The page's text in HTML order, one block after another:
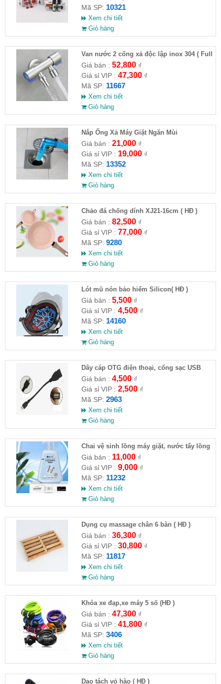
Mã SP: 10321
Xem chi tiết
Giỏ hàng
Van nước 2 cổng xả độc lập inox 304 ( Full
VAT )
Giá bán : 52,800₫
Giá sỉ VIP : 47,300₫
Mã SP: 11667
Xem chi tiết
Giỏ hàng
Nắp Ống Xả Máy Giặt Ngăn Mùi
Giá bán : 21,000₫
Giá sỉ VIP : 19,000₫
Mã SP: 13352
Xem chi tiết
Giỏ hàng
Chảo đá chống dính XJ21-16cm ( HĐ )
Giá bán : 82,500₫
Giá sỉ VIP : 77,000₫
Mã SP: 9280
Xem chi tiết
Giỏ hàng
Lót mũ nón bảo hiểm Silicon( HĐ )
Giá bán : 5,500₫
Giá sỉ VIP : 4,500₫
Mã SP: 14160
Xem chi tiết
Giỏ hàng
Dây cáp OTG điện thoại, cổng sạc USB
Giá bán : 4,500₫
Giá sỉ VIP : 2,500₫
Mã SP: 2963
Xem chi tiết
Giỏ hàng
Chai vệ sinh lồng máy giặt, nước tẩy lồng
máy giặt CLEANING FLUID
Giá bán : 11,000₫
Giá sỉ VIP : 9,000₫
Mã SP: 11232
Xem chi tiết
Giỏ hàng
Dụng cụ massage chân 6 bàn ( HĐ )
Giá bán : 36,300₫
Giá sỉ VIP : 30,800₫
Mã SP: 11817
Xem chi tiết
Giỏ hàng
Khóa xe đạp,xe máy 5 số (HĐ )
Giá bán : 47,300₫
Giá sỉ VIP : 41,800₫
Mã SP: 3406
Xem chi tiết
Giỏ hàng
Dao tách vỏ hào ( HĐ )